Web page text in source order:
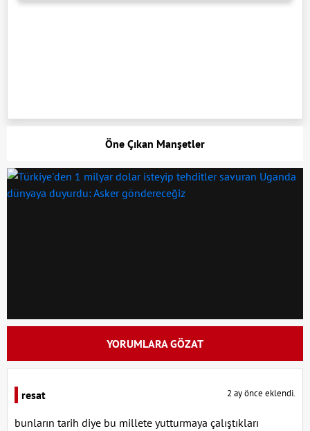
Öne Çıkan Manşetler
YORUMLARA GÖZAT
resat 2 ay önce eklendi.
bunların tarih diye bu millete yutturmaya çalıştıkları